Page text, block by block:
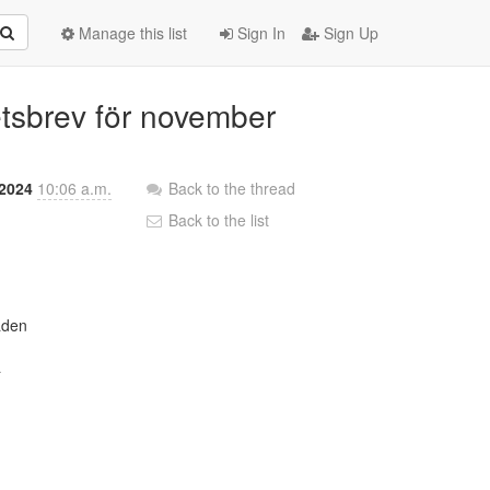
Sign In Sign Up
Manage this list
för november
10:06 a.m.
Back to the thread
Back to the list